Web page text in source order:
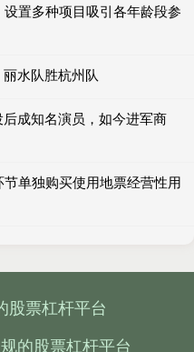
置多种项目吸引各年龄段参
丽水队胜杭州队
成知名演员，如今进军商
单独购买使用地票经营性用
股票杠杆平台
的股票杠杆平台